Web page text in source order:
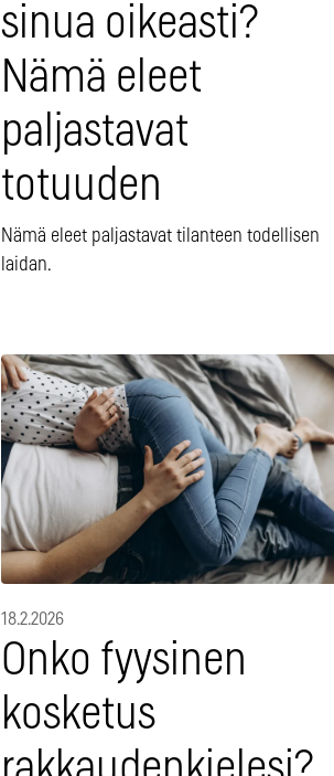
sinua oikeasti?
Nämä eleet
paljastavat
totuuden
Nämä eleet paljastavat tilanteen todellisen
laidan.
18.2.2026
Onko fyysinen
kosketus